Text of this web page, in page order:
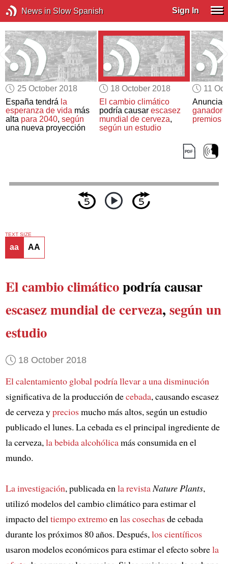
News in Slow Spanish Sign In
25 October 2018
España tendrá la
esperanza de vida más
alta para 2040,según
una nueva proyección
18 October 2018
El cambio climático
podría causar escasez
mundial de cerveza,
según un estudio
11
premios
TEXT SIZE
aa AA
El cambio climáticopodría causar
escasez mundial de cerveza, según un
estudio
18 October 2018
El calentamiento globalpodría llevar auna disminución
significativa de la producción decebada, causando escasez
de cerveza ypreciosmucho más altos, según un estudio
publicado el lunes. La cebada es el principal ingrediente de
la cerveza,la bebida alcohólicamás consumida en el
mundo.
La investigación, publicada enla revistaNature Plants,
utilizó modelos del cambio climático para estimar el
impacto deltiempo extremoenlas cosechasde cebada
durante los próximos 80 años. Después,los científicos
usaron modelos económicos para estimar el efecto sobrela